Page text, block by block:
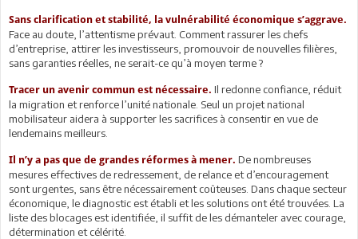
Sans clarification et stabilité, la vulnérabilité économique s’aggrave.
Face au doute, l’attentisme prévaut. Comment rassurer les chefs
d’entreprise, attirer les investisseurs, promouvoir de nouvelles filières,
sans garanties réelles, ne serait-ce qu’à moyen terme ?
Tracer un avenir commun est nécessaire. Il redonne confiance, réduit
la migration et renforce l’unité nationale. Seul un projet national
mobilisateur aidera à supporter les sacrifices à consentir en vue de
lendemains meilleurs.
Il n’y a pas que de grandes réformes à mener. De nombreuses
mesures effectives de redressement, de relance et d’encouragement
sont urgentes, sans être nécessairement coûteuses. Dans chaque secteur
économique, le diagnostic est établi et les solutions ont été trouvées. La
liste des blocages est identifiée, il suffit de les démanteler avec courage,
détermination et célérité.